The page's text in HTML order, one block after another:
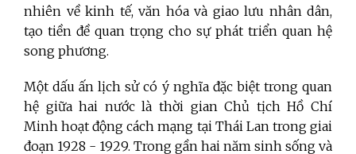
nhiên về kinh tế, văn hóa và giao lưu nhân dân,
tạo tiền đề quan trọng cho sự phát triển quan hệ
song phương.
Một dấu ấn lịch sử có ý nghĩa đặc biệt trong quan
hệ giữa hai nước là thời gian Chủ tịch Hồ Chí
Minh hoạt động cách mạng tại Thái Lan trong giai
đoạn 1928 - 1929. Trong gần hai năm sinh sống và